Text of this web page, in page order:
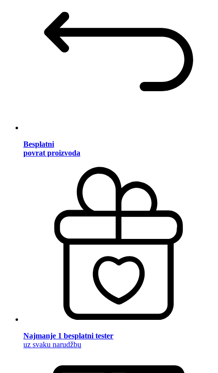
Besplatni
povrat proizvoda
Najmanje 1 besplatni tester
uz svaku narudžbu